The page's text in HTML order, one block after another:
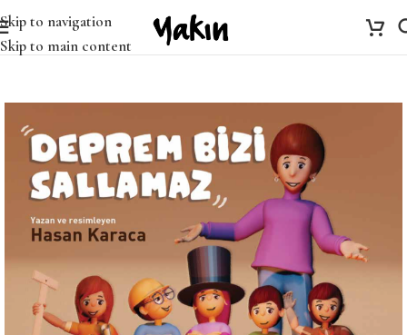
Skip to navigation
Skip to main content